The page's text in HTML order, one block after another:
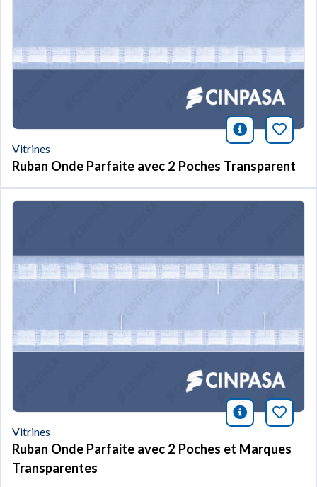
icono
Vitrines
Ruban Onde Parfaite avec 2 Poches Transparent
icono
Vitrines
Ruban Onde Parfaite avec 2 Poches et Marques
Transparentes